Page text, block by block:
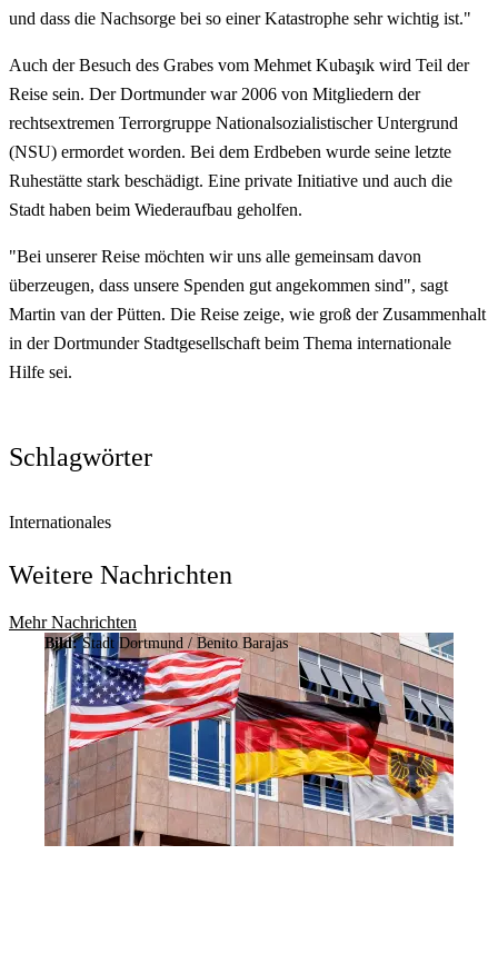
und dass die Nachsorge bei so einer Katastrophe sehr wichtig ist."
Auch der Besuch des Grabes vom Mehmet Kubaşık wird Teil der
Reise sein. Der Dortmunder war 2006 von Mitgliedern der
rechtsextremen Terrorgruppe Nationalsozialistischer Untergrund
(NSU) ermordet worden. Bei dem Erdbeben wurde seine letzte
Ruhestätte stark beschädigt. Eine private Initiative und auch die
Stadt haben beim Wiederaufbau geholfen.
"Bei unserer Reise möchten wir uns alle gemeinsam davon
überzeugen, dass unsere Spenden gut angekommen sind", sagt
Martin van der Pütten. Die Reise zeige, wie groß der Zusammenhalt
in der Dortmunder Stadtgesellschaft beim Thema internationale
Hilfe sei.
Schlagwörter
Internationales
Weitere Nachrichten
Mehr Nachrichten
Bild: Stadt Dortmund / Benito Barajas